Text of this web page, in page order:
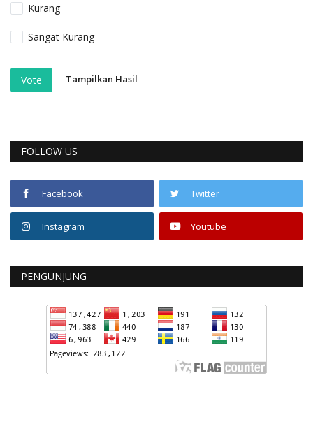
Kurang
Sangat Kurang
Vote Tampilkan Hasil
FOLLOW US
Facebook Twitter
Instagram Youtube
PENGUNJUNG